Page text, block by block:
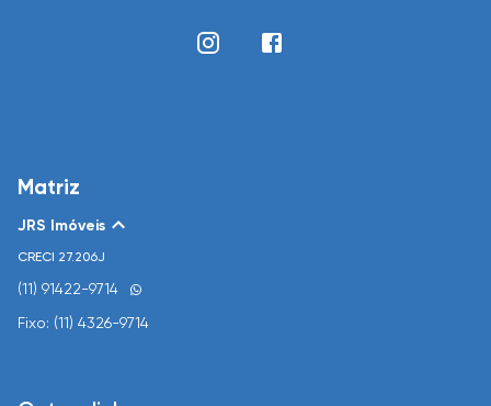
Matriz
JRS Imóveis
CRECI 27.206J
(11) 91422-9714
Fixo: (11) 4326-9714